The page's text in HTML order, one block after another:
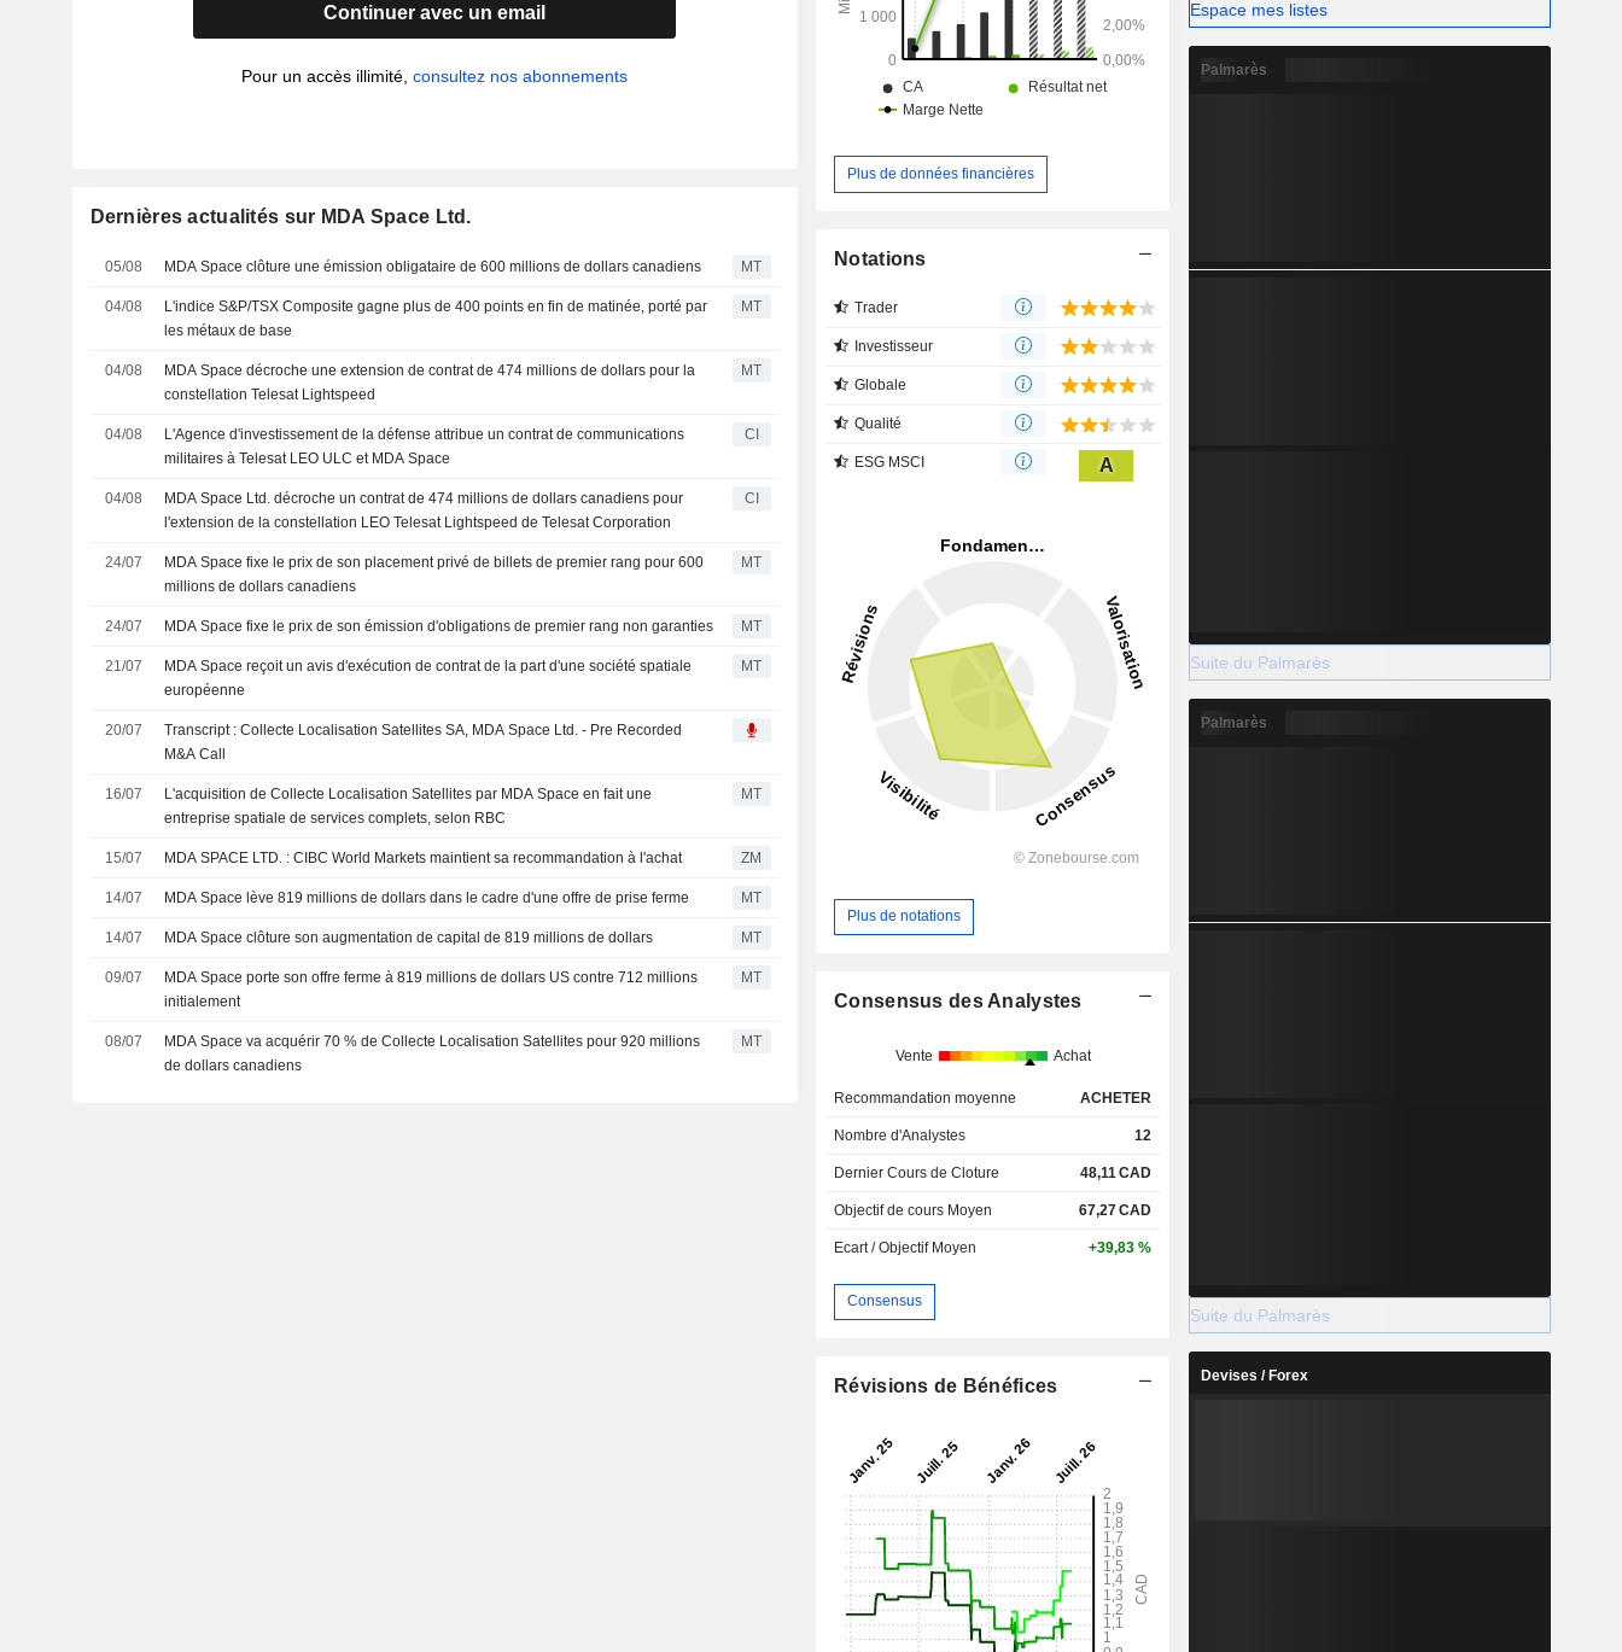
Continuer avec un email
Pour un accès illimité,consultez nos abonnements
Dernières actualités sur MDA Space Ltd.
05/08 MDA Space clôture une émission obligataire de 600 millions de dollars canadiens MT
04/08
L'indice S&P/TSX Composite gagne plus de 400 points en fin de matinée, porté par
les métaux de base
MT
04/08
MDA Space décroche une extension de contrat de 474 millions de dollars pour la
constellation Telesat Lightspeed
MT
04/08
L'Agence d'investissement de la défense attribue un contrat de communications
militaires à Telesat LEO ULC et MDA Space
CI
04/08
MDA Space Ltd. décroche un contrat de 474 millions de dollars canadiens pour
l'extension de la constellation LEO Telesat Lightspeed de Telesat Corporation
CI
24/07
MDA Space fixe le prix de son placement privé de billets de premier rang pour 600
millions de dollars canadiens
MT
24/07 MDA Space fixe le prix de son émission d'obligations de premier rang non garanties MT
21/07
MDA Space reçoit un avis d'exécution de contrat de la part d'une société spatiale
européenne
MT
20/07
Transcript : Collecte Localisation Satellites SA, MDA Space Ltd. - Pre Recorded
M&A Call
16/07
L'acquisition de Collecte Localisation Satellites par MDA Space en fait une
entreprise spatiale de services complets, selon RBC
MT
15/07 MDA SPACE LTD. : CIBC World Markets maintient sa recommandation à l'achat ZM
14/07 MDA Space lève 819 millions de dollars dans le cadre d'une offre de prise ferme MT
14/07 MDA Space clôture son augmentation de capital de 819 millions de dollars MT
09/07
MDA Space porte son offre ferme à 819 millions de dollars US contre 712 millions
initialement
MT
08/07
MDA Space va acquérir 70 % de Collecte Localisation Satellites pour 920 millions
de dollars canadiens
MT
Plus de données financières
Notations
Trader
Investisseur
Globale
Qualité
ESG MSCI A
Plus de notations
Consensus des Analystes
Vente Achat
Recommandation moyenne ACHETER
Nombre d'Analystes 12
Dernier Cours de Cloture 48,11 CAD
Objectif de cours Moyen 67,27CAD
Ecart / Objectif Moyen +39,83 %
Consensus
Révisions de Bénéfices
Espace mes listes
Palmarès
Suite du Palmarès
Palmarès
Suite du Palmarès
Devises / Forex